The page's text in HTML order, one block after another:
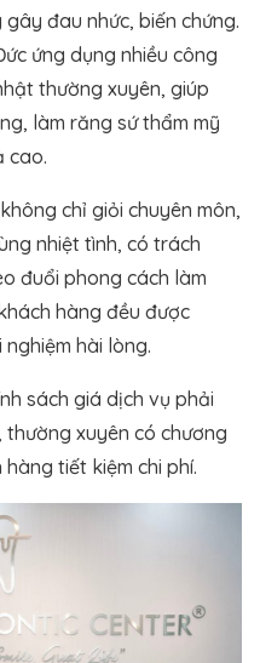
đau nhức, biến chứng.
ứng dụng nhiều công
thường xuyên, giúp
làm răng sứ thẩm mỹ
cao.
chỉ giỏi chuyên môn,
nhiệt tình, có trách
đuổi phong cách làm
hàng đều được
hài lòng.
sách giá dịch vụ phải
xuyên có chương
tiết kiệm chi phí.